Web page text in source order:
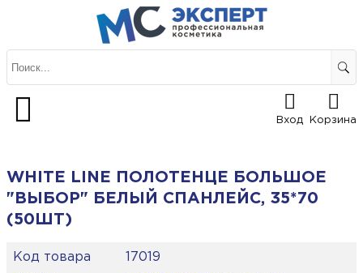
Вход Корзина
WHITE LINE ПОЛОТЕНЦЕ БОЛЬШОЕ
"ВЫБОР" БЕЛЫЙ СПАНЛЕЙС, 35*70
(50ШТ)
Код товара
17019